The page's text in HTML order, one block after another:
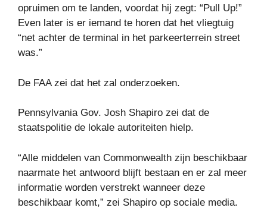
opruimen om te landen, voordat hij zegt: “Pull Up!”
Even later is er iemand te horen dat het vliegtuig
“net achter de terminal in het parkeerterrein street
was.”
De FAA zei dat het zal onderzoeken.
Pennsylvania Gov. Josh Shapiro zei dat de
staatspolitie de lokale autoriteiten hielp.
“Alle middelen van Commonwealth zijn beschikbaar
naarmate het antwoord blijft bestaan ​​en er zal meer
informatie worden verstrekt wanneer deze
beschikbaar komt,” zei Shapiro op sociale media.